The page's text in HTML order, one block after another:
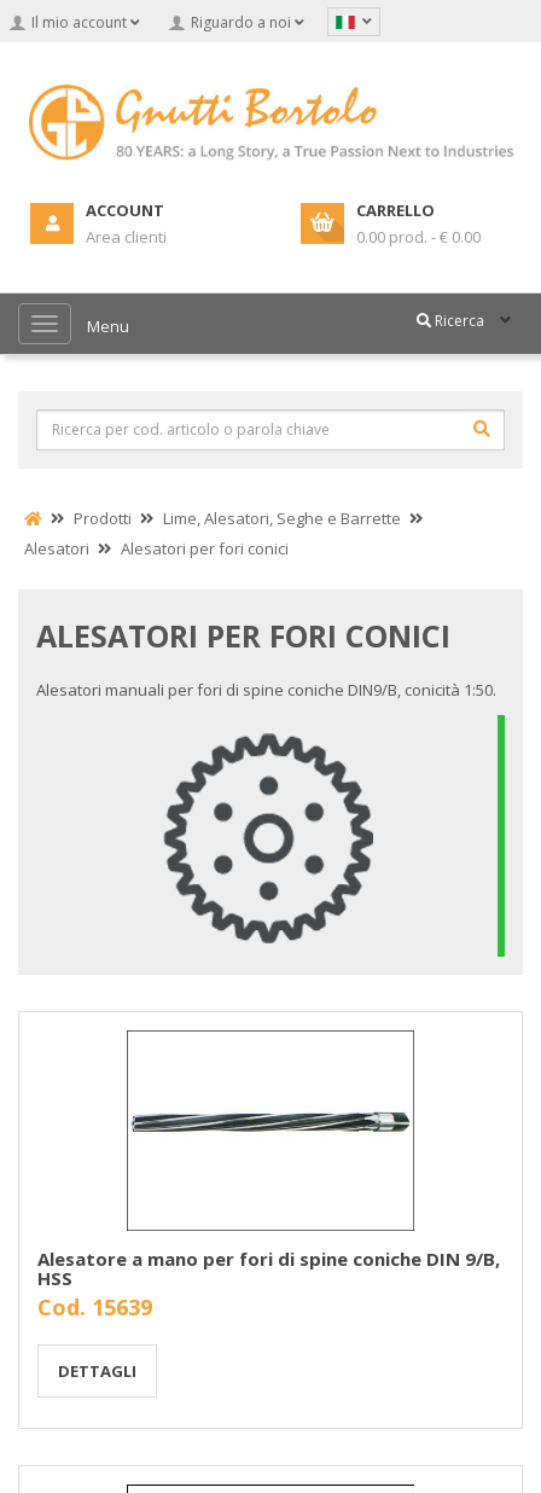
Il mio account Riguardo a noi
ACCOUNT
Area clienti
CARRELLO
0.00 prod. - € 0.00
Menu Ricerca
Prodotti
Lime, Alesatori, Seghe e Barrette
Alesatori
Alesatori per fori conici
ALESATORI PER FORI CONICI
Alesatori manuali per fori di spine coniche DIN9/B, conicità 1:50.
Alesatore a mano per fori di spine coniche DIN 9/B,
HSS
Cod. 15639
DETTAGLI